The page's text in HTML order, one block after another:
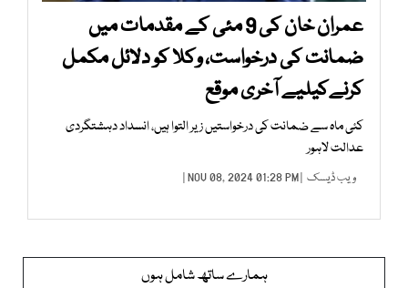
عمران خان کی 9 مئی کے مقدمات میں
ضمانت کی درخواست، وکلا کو دلائل مکمل
کرنےکیلیے آخری موقع
کئی ماہ سے ضمانت کی درخواستیں زیر التوا ہیں، انسداد دہشتگردی
عدالت لاہور
ویب ڈیسک | NOV 08, 2024 01:28 PM |
ہمارے ساتھ شامل ہوں